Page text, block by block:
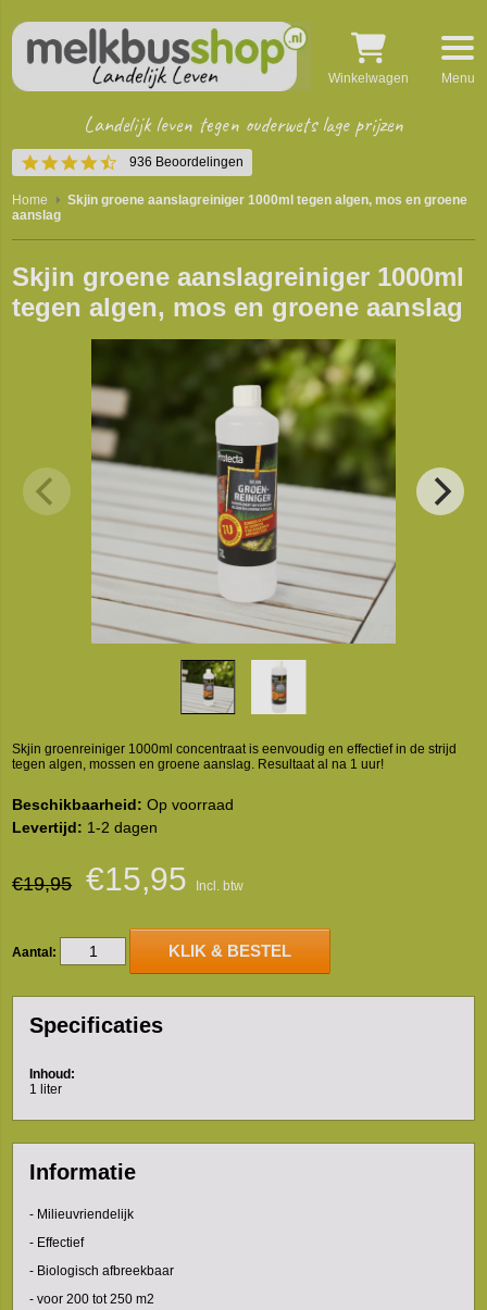
4.5
star
rating
936 Beoordelingen
Landelijk leven tegen ouderwets lage prijzen
Winkelwagen Menu
Home
Skjin groene aanslagreiniger 1000ml tegen algen, mos en groene
aanslag
Skjin groene aanslagreiniger 1000ml
tegen algen, mos en groene aanslag
Skjin groenreiniger 1000ml concentraat is eenvoudig en effectief in de strijd
tegen algen, mossen en groene aanslag. Resultaat al na 1 uur!
Beschikbaarheid: Op voorraad
Levertijd: 1-2 dagen
€19,95 €15,95 Incl. btw
Aantal: KLIK & BESTEL
Informatie
- Milieuvriendelijk
- Effectief
- Biologisch afbreekbaar
- voor 200 tot 250 m2
Specificaties
Inhoud:
1 liter